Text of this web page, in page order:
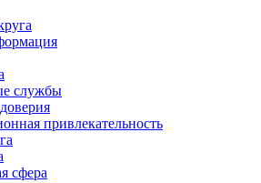
службы
привлекательность
сфера